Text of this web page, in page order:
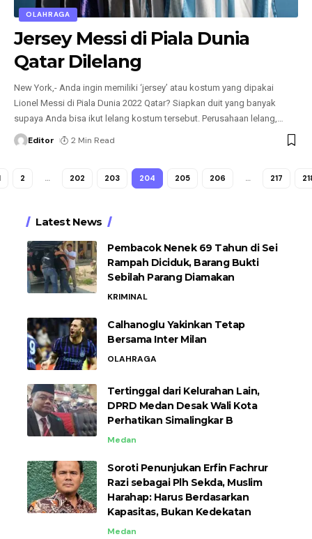
OLAHRAGA
Jersey Messi di Piala Dunia
Qatar Dilelang
New York,- Anda ingin memiliki ‘jersey’ atau kostum yang dipakai
Lionel Messi di Piala Dunia 2022 Qatar? Siapkan duit yang banyak
supaya Anda bisa ikut lelang kostum tersebut. Perusahaan lelang,
Editor 2 Min Read
2 … 202 203 204 205 206 … 217
Latest News
Pembacok Nenek 69 Tahun di Sei
Rampah Diciduk, Barang Bukti
Sebilah Parang Diamakan
KRIMINAL
Calhanoglu Yakinkan Tetap
Bersama Inter Milan
OLAHRAGA
Tertinggal dari Kelurahan Lain,
DPRD Medan Desak Wali Kota
Perhatikan Simalingkar B
Medan
Soroti Penunjukan Erfin Fachrur
Razi sebagai Plh Sekda, Muslim
Harahap: Harus Berdasarkan
Kapasitas, Bukan Kedekatan
Medan